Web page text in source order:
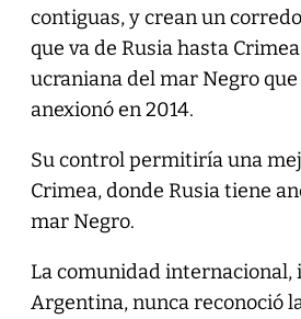
contiguas, y crean un
que va de Rusia hasta
ucraniana del mar Negro que
anexionó en 2014.
Su control permitiría una
Crimea, donde Rusia tiene
mar Negro.
La comunidad internacional,
Argentina, nunca reconoció